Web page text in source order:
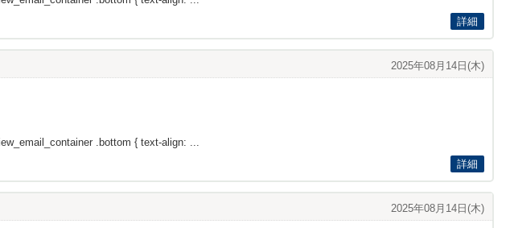
詳細
2025年08月14日(木)
.bottom { text-align: ...
詳細
2025年08月14日(木)